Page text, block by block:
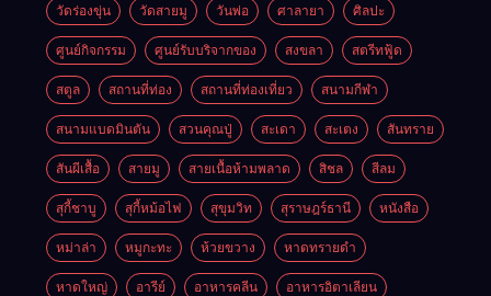
วัดร่องขุ่น วัดสายมู วันพ่อ ศาลายา ศิลปะ
ศูนย์กิจกรรม ศูนย์รับบริจากของ สงขลา สตรีทฟู้ด
สตูล สถานที่ท่อง สถานที่ท่องเที่ยว สนามกีฬา
สนามแบดมินตัน สวนคุณปู่ สะเดา สะเตง สันทราย
สันผีเสื้อ สายมู สายเนื้อห้ามพลาด สิชล สีลม
สุกี้ชาบู สุกี้หม้อไฟ สุขุมวิท สุราษฎร์ธานี หนังสือ
หม่าล่า หมูกะทะ ห้วยขวาง หาดทรายดำ
หาดใหญ่ อารีย์ อาหารคลีน อาหารอิตาเลียน